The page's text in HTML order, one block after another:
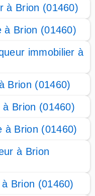
à Brion (01460)
à Brion (01460)
immobilier à
Brion (01460)
Brion (01460)
à Brion (01460)
à Brion
Brion (01460)